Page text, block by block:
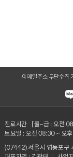
이메일주소 무단수집
진료시간
[월~금 : 오전
토요일 : 오전 08:30 ~ 오
(07442) 서울시 영등포구